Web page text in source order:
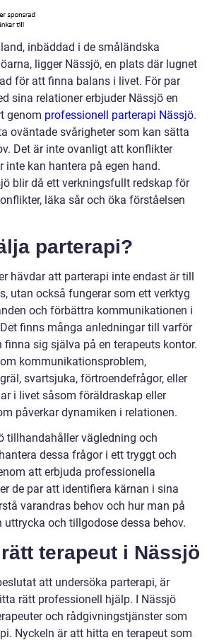
inbäddad i de småländska
ligger Nässjö, en plats där lugnet
för att finna balans i livet. För par
sina relationer erbjuder Nässjö en
genom professionell parterapi Nässjö.
oväntade svårigheter som kan sätta
Det är inte ovanligt att konflikter
inte kan hantera på egen hand.
blir då ett verkningsfullt redskap för
läka sår och öka förståelsen
parterapi?
hävdar att parterapi inte endast är till
utan också fungerar som ett verktyg
och förbättra kommunikationen i
finns många anledningar till varför
finna sig själva på en terapeuts kontor.
kommunikationsproblem,
svartsjuka, förtroendefrågor, eller
i livet såsom föräldraskap eller
påverkar dynamiken i relationen.
tillhandahåller vägledning och
dessa frågor i ett tryggt och
att erbjuda professionella
de par att identifiera kärnan i sina
varandras behov och hur man på
och tillgodose dessa behov.
terapeut i Nässjö
att undersöka parterapi, är
rätt professionell hjälp. I Nässjö
och rådgivningstjänster som
Nyckeln är att hitta en terapeut som